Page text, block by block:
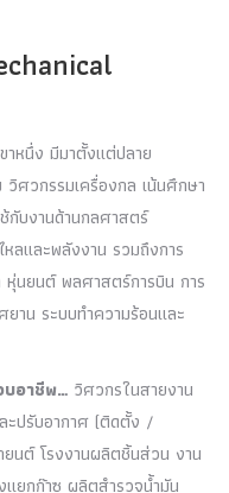
าหนึ่ง มีมาตั้งแต่ปลาย
ศวกรรมเครื่องกล เน้นศึกษา
กับงานด้านกลศาสตร์
และพลังงาน รวมถึงการ
หุ่นยนต์ พลศาสตร์การบิน การ
าน ระบบทำความร้อนและ
อาชีพ… วิศวกรในสายงาน
ะปรับอากาศ (ติดตั้ง /
นต์ โรงงานผลิตชิ้นส่วน งาน
ยกก๊าซ ผลิตสำรวจน้ำมัน